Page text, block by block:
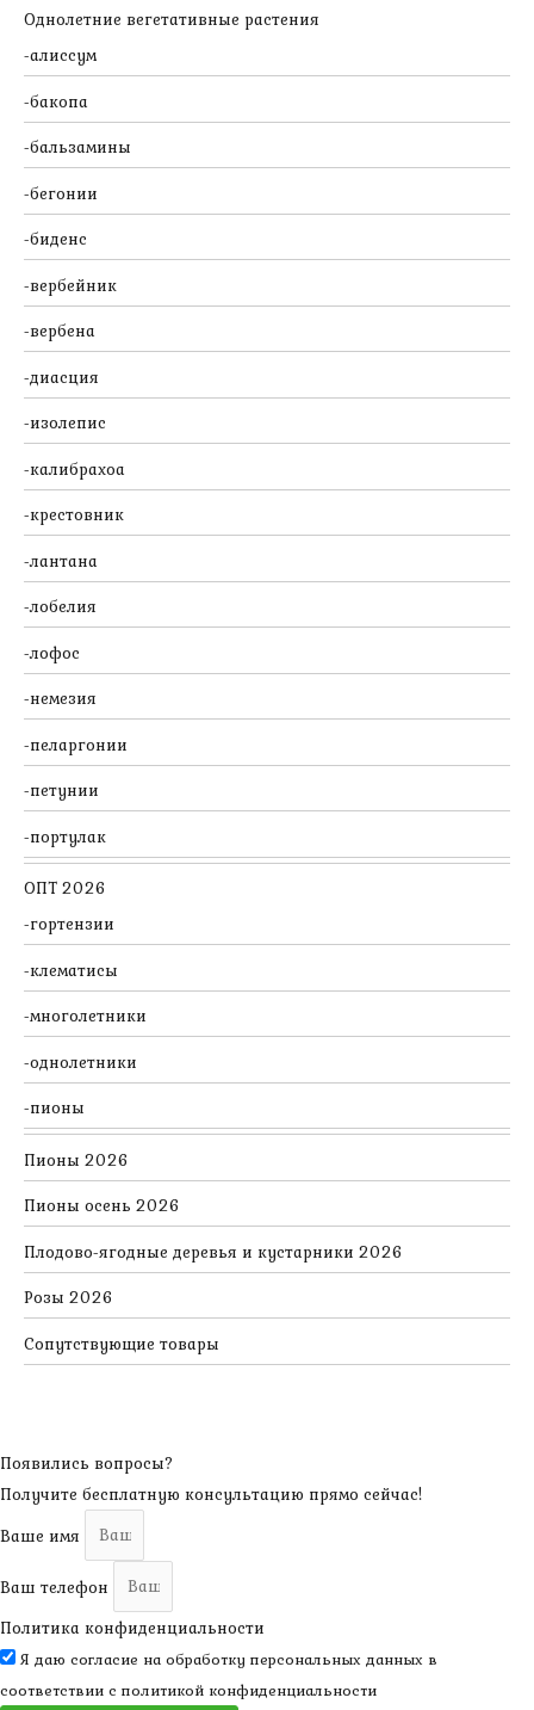
Однолетние вегетативные растения
алиссум
бакопа
бальзамины
бегонии
биденс
вербейник
вербена
диасция
изолепис
калибрахоа
крестовник
лантана
лобелия
лофос
немезия
пеларгонии
петунии
портулак
ОПТ 2026
гортензии
клематисы
многолетники
однолетники
пионы
Пионы 2026
Пионы осень 2026
Плодово-ягодные деревья и кустарники 2026
Розы 2026
Сопутствующие товары
Появились вопросы?
Получите бесплатную консультацию прямо сейчас!
Ваше имя
Ваш телефон
Политика конфиденциальности
Я даю согласие на обработку персональных данных в
соответствии с политикой конфиденциальности